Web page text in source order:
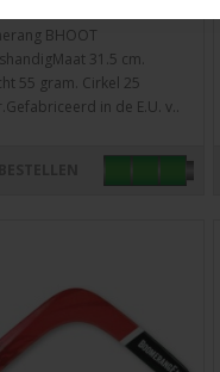
BHOOT
31.5 cm.
55 gram. Cirkel 25
in de E.U. v..